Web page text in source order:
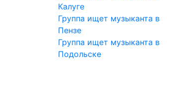
Калуге
Группа ищет музыканта в
Пензе
Группа ищет музыканта в
Подольске